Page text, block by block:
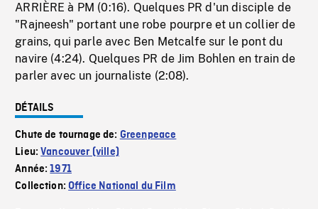
ARRIÈRE à PM (0:16). Quelques PR d'un disciple de
"Rajneesh" portant une robe pourpre et un collier de
grains, qui parle avec Ben Metcalfe sur le pont du
navire (4:24). Quelques PR de Jim Bohlen en train de
parler avec un journaliste (2:08).
DÉTAILS
Chute de tournage de: Greenpeace
Lieu:Vancouver (ville)
Année:1971
Collection:Office National du Film